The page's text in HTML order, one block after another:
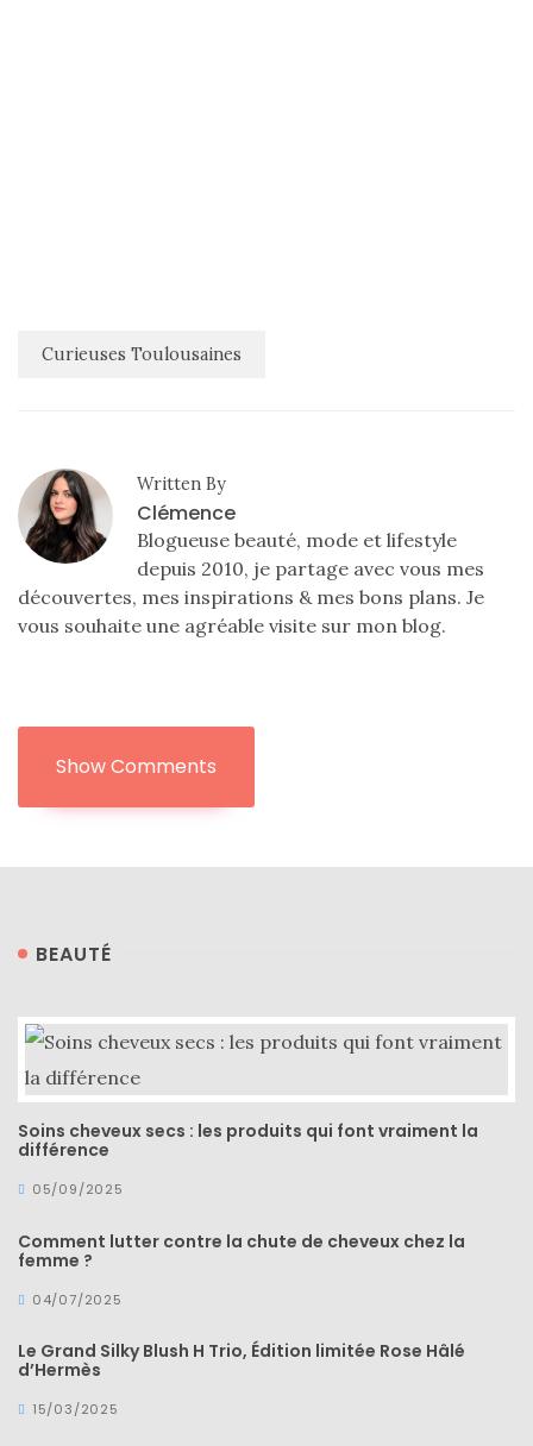
Curieuses Toulousaines
Written By
Clémence
Blogueuse beauté, mode et lifestyle
depuis 2010, je partage avec vous mes
découvertes, mes inspirations & mes bons plans. Je
vous souhaite une agréable visite sur mon blog.
Show Comments
BEAUTÉ
Soins cheveux secs : les produits qui font vraiment la
différence
05/09/2025
Comment lutter contre la chute de cheveux chez la
femme ?
04/07/2025
Le Grand Silky Blush H Trio, Édition limitée Rose Hâlé
d’Hermès
15/03/2025